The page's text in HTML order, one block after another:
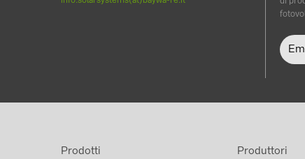
Prodotti Produttori